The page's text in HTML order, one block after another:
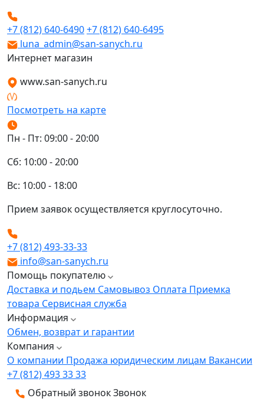
+7 (812) 640-6490+7 (812) 640-6495
luna_admin@san-sanych.ru
Интернет магазин
www.san-sanych.ru
Посмотреть на карте
Пн - Пт: 09:00 - 20:00
Сб: 10:00 - 20:00
Вс: 10:00 - 18:00
Прием заявок осуществляется круглосуточно.
+7 (812) 493-33-33
info@san-sanych.ru
Помощь покупателю
Доставка и подьем Самовывоз Оплата Приемка
товара Сервисная служба
Информация
Обмен, возврат и гарантии
Компания
О компании Продажа юридическим лицам Вакансии
+7 (812) 493 33 33
Обратный звонокЗвонок